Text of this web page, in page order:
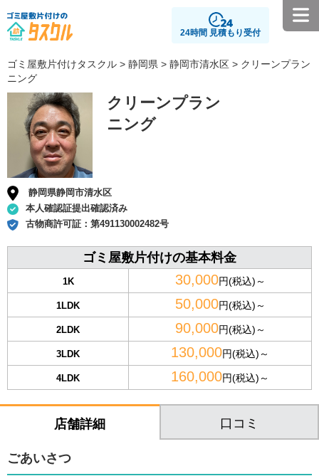
24時間 見積もり受付
ゴミ屋敷片付けタスクル > 静岡県 > 静岡市清水区 > クリーンプラン
ニング
クリーンプラン
ニング
静岡県静岡市清水区
本人確認証提出確認済み
古物商許可証： 第491130002482号
ゴミ屋敷片付けの基本料金
1K 30,000円(税込)～
1LDK 50,000円(税込)～
2LDK 90,000円(税込)～
3LDK 130,000円(税込)～
4LDK 160,000円(税込)～
店舗詳細 口コミ
ごあいさつ